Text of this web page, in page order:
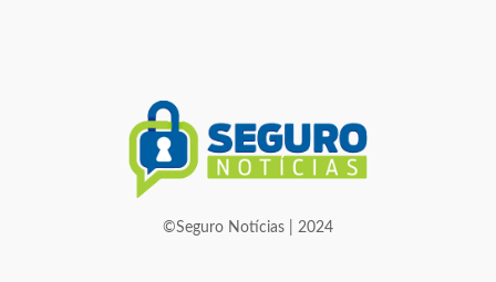
©Seguro Notícias | 2024